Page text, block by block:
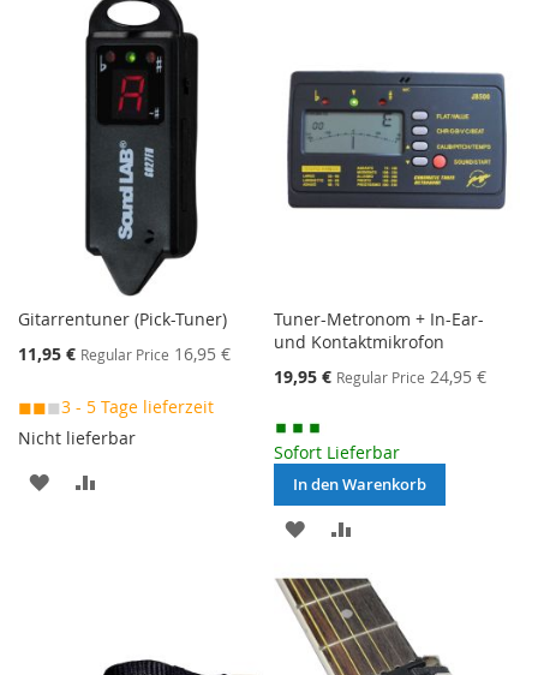
HINZUFÜGEN
Gitarrentuner (Pick-Tuner)
Special
11,95 € Regular Price 16,95 €
◼◼◼3 - 5 Tage lieferzeit
Nicht lieferbar
MERKEN
Tuner-Metronom + In-Ear-
und Kontaktmikrofon
Special
19,95 € Regular Price 24,95 €
Sofort Lieferbar
In den Warenkorb
MERKEN
HINZUFÜGEN